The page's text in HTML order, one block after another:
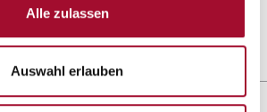
Alle zulassen
Auswahl erlauben